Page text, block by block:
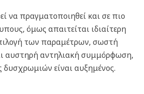
να πραγματοποιηθεί και σε πιο
όμως απαιτείται ιδιαίτερη
των παραμέτρων, σωστή
αυστηρή αντηλιακή συμμόρφωση,
δυσχρωμιών είναι αυξημένος.